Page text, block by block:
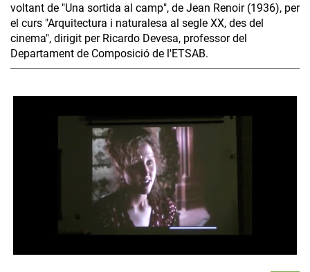
voltant de "Una sortida al camp", de Jean Renoir (1936), per
el curs "Arquitectura i naturalesa al segle XX, des del
cinema", dirigit per Ricardo Devesa, professor del
Departament de Composició de l'ETSAB.